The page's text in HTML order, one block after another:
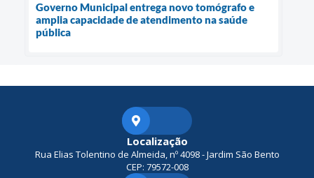
Governo Municipal entrega novo tomógrafo e
amplia capacidade de atendimento na saúde
pública
Localização
Rua Elias Tolentino de Almeida, nº 4098 - Jardim São Bento
CEP: 79572-008